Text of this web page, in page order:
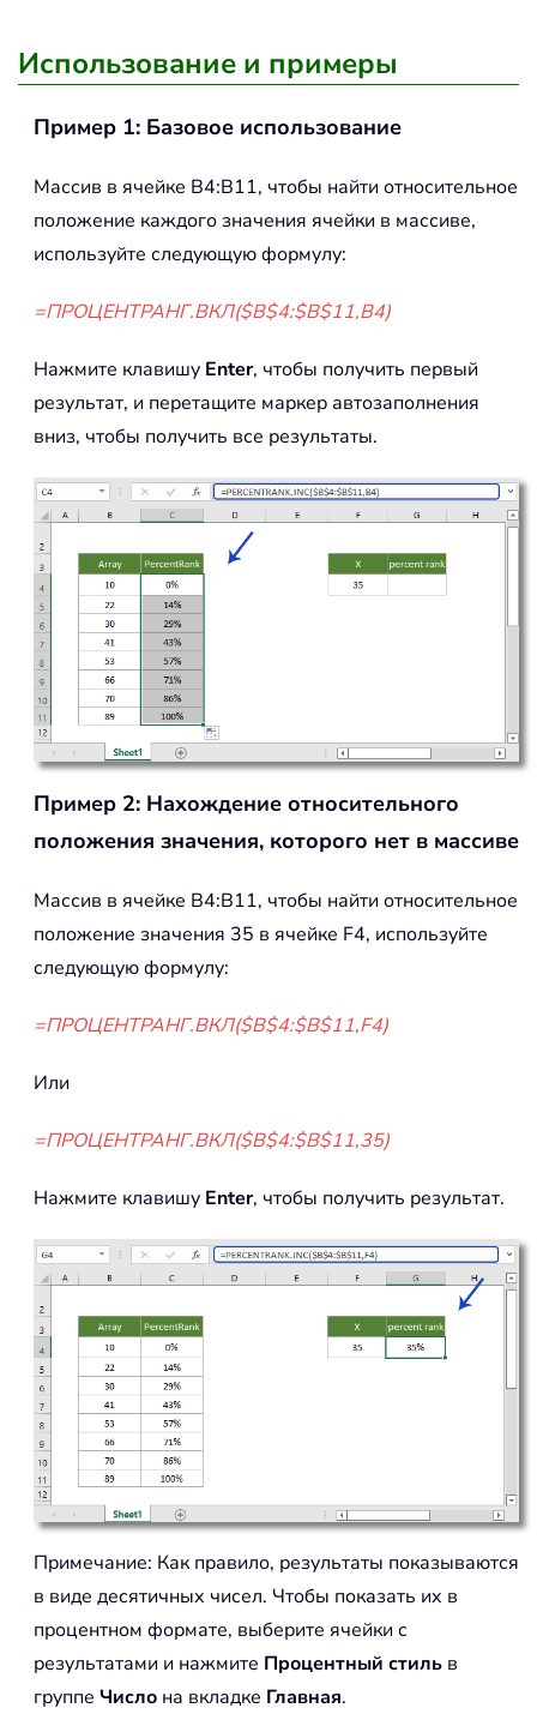
Использование и примеры
Пример 1: Базовое использование
Массив в ячейке B4:B11, чтобы найти относительное
положение каждого значения ячейки в массиве,
используйте следующую формулу:
=ПРОЦЕНТРАНГ.ВКЛ($B$4:$B$11,B4)
Нажмите клавишу Enter, чтобы получить первый
результат, и перетащите маркер автозаполнения
вниз, чтобы получить все результаты.
Пример 2: Нахождение относительного
положения значения, которого нет в массиве
Массив в ячейке B4:B11, чтобы найти относительное
положение значения 35 в ячейке F4, используйте
следующую формулу:
=ПРОЦЕНТРАНГ.ВКЛ($B$4:$B$11,F4)
Или
=ПРОЦЕНТРАНГ.ВКЛ($B$4:$B$11,35)
Нажмите клавишу Enter, чтобы получить результат.
Примечание: Как правило, результаты показываются
в виде десятичных чисел. Чтобы показать их в
процентном формате, выберите ячейки с
результатами и нажмите Процентный стиль в
группе Число на вкладке Главная.